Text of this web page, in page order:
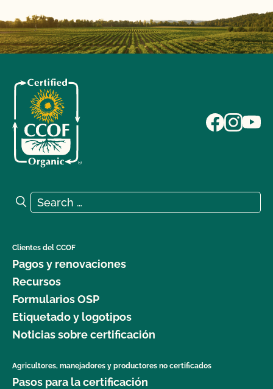
Search for:
Search
Clientes del CCOF
Pagos y renovaciones
Recursos
Formularios OSP
Etiquetado y logotipos
Noticias sobre certificación
Agricultores, manejadores y productores no certificados
Pasos para la certificación